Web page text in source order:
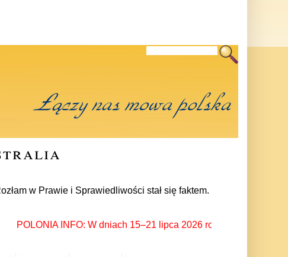
w Prawie i Sprawiedliwości stał się faktem. 24 lipca prezes
POLONIA INFO: W dniach 15–21 lipca 2026 roku Rzeszów